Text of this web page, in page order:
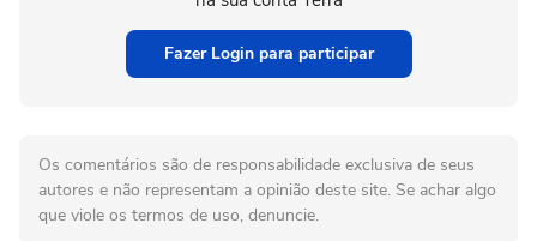
Fazer Login para participar
Os comentários são de responsabilidade exclusiva de seus
autores e não representam a opinião deste site. Se achar algo
que viole os termos de uso, denuncie.